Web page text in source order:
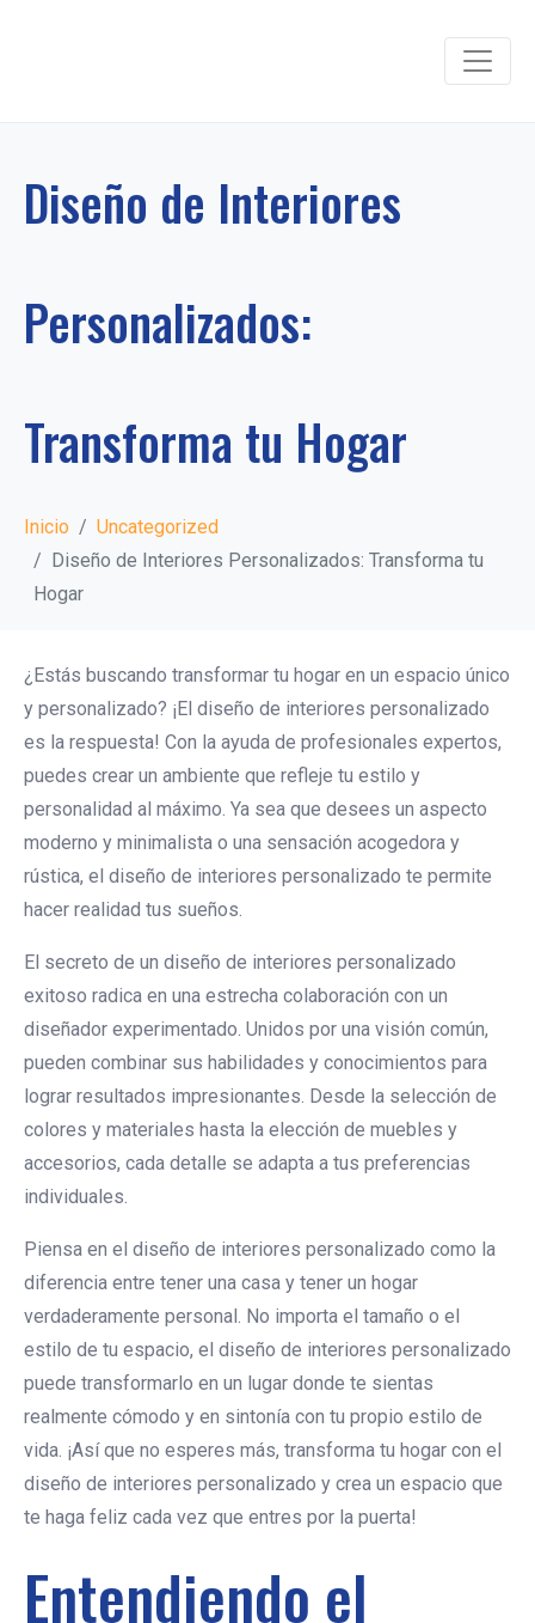
Diseño de Interiores
Personalizados:
Transforma tu Hogar
Inicio
Uncategorized
Diseño de Interiores Personalizados: Transforma tu
Hogar
¿Estás buscando transformar tu hogar en un espacio único
y personalizado? ¡El diseño de interiores personalizado
es la respuesta! Con la ayuda de profesionales expertos,
puedes crear un ambiente que refleje tu estilo y
personalidad al máximo. Ya sea que desees un aspecto
moderno y minimalista o una sensación acogedora y
rústica, el diseño de interiores personalizado te permite
hacer realidad tus sueños.
El secreto de un diseño de interiores personalizado
exitoso radica en una estrecha colaboración con un
diseñador experimentado. Unidos por una visión común,
pueden combinar sus habilidades y conocimientos para
lograr resultados impresionantes. Desde la selección de
colores y materiales hasta la elección de muebles y
accesorios, cada detalle se adapta a tus preferencias
individuales.
Piensa en el diseño de interiores personalizado como la
diferencia entre tener una casa y tener un hogar
verdaderamente personal. No importa el tamaño o el
estilo de tu espacio, el diseño de interiores personalizado
puede transformarlo en un lugar donde te sientas
realmente cómodo y en sintonía con tu propio estilo de
vida. ¡Así que no esperes más, transforma tu hogar con el
diseño de interiores personalizado y crea un espacio que
te haga feliz cada vez que entres por la puerta!
Entendiendo el